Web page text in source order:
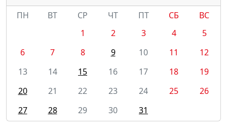
ПН
ВТ СР ЧТ ПТ СБ
ВС
1
2 3 4
5
6
7 8 9 10 11
12
13
14 15 16 17 18
19
20
21 22 23 24 25
26
27
28 29 30 31